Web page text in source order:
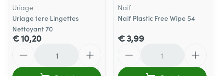
Uriage
Uriage 1ere Lingettes
Nettoyant 70
€ 10,20
Naif
Naif Plastic Free Wipe 54
€ 3,99